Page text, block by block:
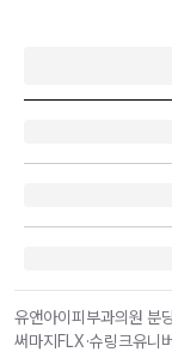
유앤아이피부과의원 분
써마지FLX·슈링크유니